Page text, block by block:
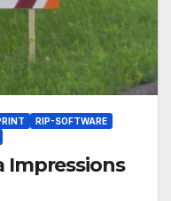
RIP-SOFTWARE
Impressions